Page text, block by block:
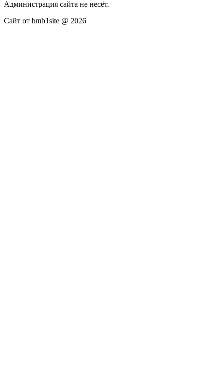
Администрация сайта не несёт.
Сайт от bmb1site @ 2026